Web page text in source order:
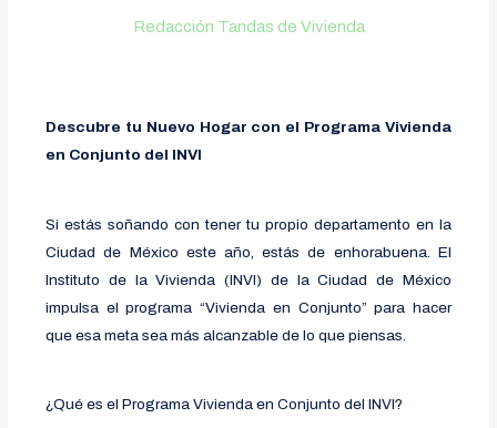
Redacción Tandas de Vivienda
Descubre tu Nuevo Hogar con el Programa Vivienda
en Conjunto del INVI
Si estás soñando con tener tu propio departamento en la
Ciudad de México este año, estás de enhorabuena. El
Instituto de la Vivienda (INVI) de la Ciudad de México
impulsa el programa “Vivienda en Conjunto” para hacer
que esa meta sea más alcanzable de lo que piensas.
¿Qué es el Programa Vivienda en Conjunto del INVI?